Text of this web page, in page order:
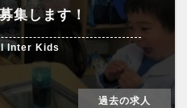
集します！
Inter Kids
過去の求人